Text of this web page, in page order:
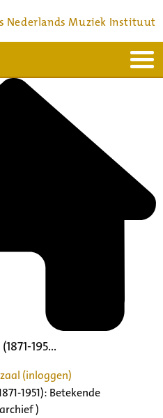
Nederlands Muziek Instituut
195...
(inloggen)
1951): Betekende
)